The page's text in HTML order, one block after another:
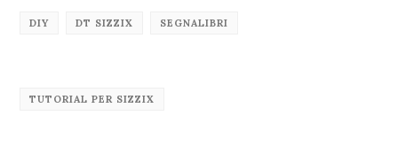
DIY DT SIZZIX SEGNALIBRI
TUTORIAL PER SIZZIX